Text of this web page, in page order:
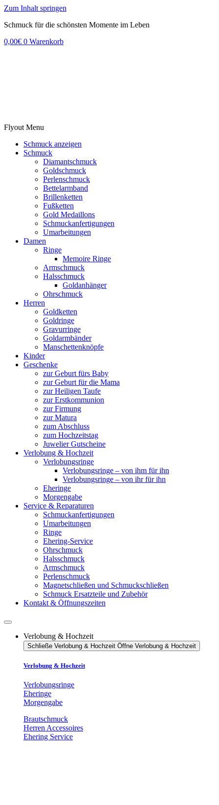
Zum Inhalt springen
Schmuck für die schönsten Momente im Leben
0,00€ 0 Warenkorb
Flyout Menu
Schmuck anzeigen
Schmuck
Diamantschmuck
Goldschmuck
Perlenschmuck
Bettelarmband
Brillenketten
Fußketten
Gold Medaillons
Schmuckanfertigungen
Umarbeitungen
Damen
Ringe
Memoire Ringe
Armschmuck
Halsschmuck
Goldanhänger
Ohrschmuck
Herren
Goldketten
Goldringe
Gravurringe
Goldarmbänder
Manschettenknöpfe
Kinder
Geschenke
zur Geburt fürs Baby
zur Geburt für die Mama
zur Heiligen Taufe
zur Erstkommunion
zur Firmung
zur Matura
zum Abschluss
zum Hochzeitstag
Juwelier Gutscheine
Verlobung & Hochzeit
Verlobungsringe
Verlobungsringe – von ihm für ihn
Verlobungsringe – von ihr für ihn
Eheringe
Morgengabe
Service & Reparaturen
Schmuckanfertigungen
Umarbeitungen
Ringe
Ehering-Service
Ohrschmuck
Halsschmuck
Armschmuck
Perlenschmuck
Magnetschließen und Schmuckschließen
Schmuck Ersatzteile und Zubehör
Kontakt & Öffnungszeiten
Verlobung & Hochzeit
Schließe Verlobung & Hochzeit Öffne Verlobung & Hochzeit
Verlobung & Hochzeit
Verlobungsringe
Eheringe
Morgengabe
Brautschmuck
Herren Accessoires
Ehering Service